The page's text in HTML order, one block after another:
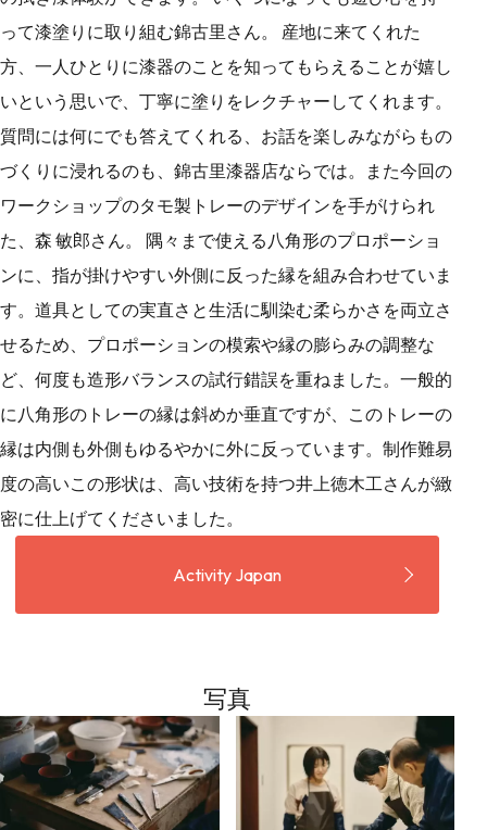
って漆塗りに取り組む錦古里さん。 産地に来てくれた
方、一人ひとりに漆器のことを知ってもらえることが嬉し
いという思いで、丁寧に塗りをレクチャーしてくれます。
質問には何にでも答えてくれる、お話を楽しみながらもの
づくりに浸れるのも、錦古里漆器店ならでは。また今回の
ワークショップのタモ製トレーのデザインを手がけられ
た、森 敏郎さん。 隅々まで使える八角形のプロポーショ
ンに、指が掛けやすい外側に反った縁を組み合わせていま
す。道具としての実直さと生活に馴染む柔らかさを両立さ
せるため、プロポーションの模索や縁の膨らみの調整な
ど、何度も造形バランスの試行錯誤を重ねました。一般的
に八角形のトレーの縁は斜めか垂直ですが、このトレーの
縁は内側も外側もゆるやかに外に反っています。制作難易
度の高いこの形状は、高い技術を持つ井上徳木工さんが緻
密に仕上げてくださいました。
Activity Japan
写真